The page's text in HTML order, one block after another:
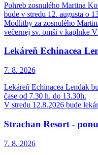
Pohreb zosnulého Martina
bude v stredu 12. augusta o
Modlitby za zosnulého
večernej sv. omši v kaplnke
Lekáreň Echinacea
7. 8. 2026
Lekáreň Echinacea Lendak
čase od 7.30 h. do 13.30h.
V stredu 12.8.2026 bude
Strachan Resort -
7. 8. 2026